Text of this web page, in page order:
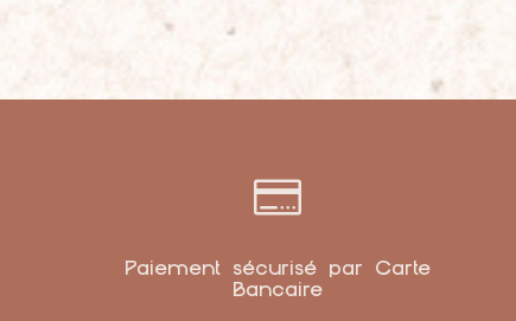

Paiement sécurisé par Carte
Bancaire